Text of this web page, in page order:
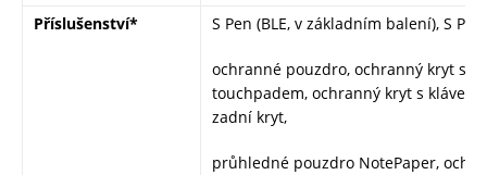
Příslušenství* S Pen (BLE, v základním balení), S
ochranné pouzdro, ochranný kryt s
touchpadem, ochranný kryt s
zadní kryt,
průhledné pouzdro NotePaper,